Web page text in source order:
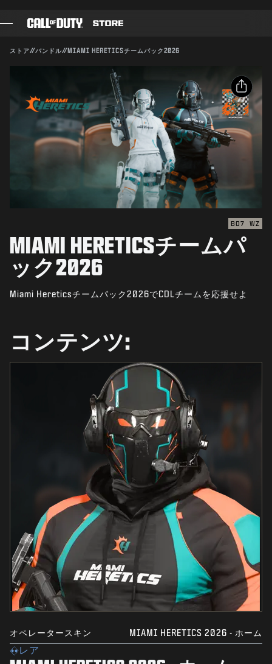
バトルパス
ブラックセル
CODポイント
ゲーム
ニュース
サポート
ストア//バンドル//MIAMI HERETICSチームパック2026
対応:
購入を確定
キャンセル
Activisionは、このゲーム内コンテンツをいつでも更新、
変更、削除できるものとします
シェア
メールアドレス
Facebook
X
リンクをコピー
BO7 WZ
MIAMI HERETICSチームパ
ック2026
Miami Hereticsチームパック2026でCDLチームを応援せよ
コンテンツ:
オペレータースキン MIAMI HERETICS 2026 - ホーム
レア